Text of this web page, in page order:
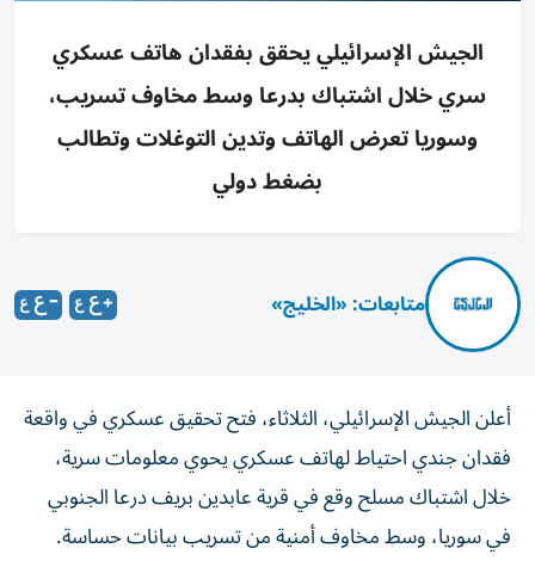
الجيش الإسرائيلي يحقق بفقدان هاتف عسكري
سري خلال اشتباك بدرعا وسط مخاوف تسريب،
وسوريا تعرض الهاتف وتدين التوغلات وتطالب
بضغط دولي
متابعات: «الخليج»
أعلن الجيش الإسرائيلي، الثلاثاء، فتح تحقيق عسكري في واقعة
فقدان جندي احتياط لهاتف عسكري يحوي معلومات سرية،
خلال اشتباك مسلح وقع في قرية عابدين بريف درعا الجنوبي
في سوريا، وسط مخاوف أمنية من تسريب بيانات حساسة.